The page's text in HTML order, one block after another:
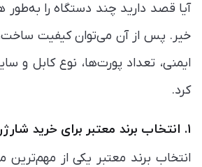
آیا قصد دارید چند دستگاه را به‌طور
خیر. پس از آن می‌توان کیفیت ساخت،
ایمنی، تعداد پورت‌ها، نوع کابل و
کرد.
۱. انتخاب برند معتبر برای خرید شارژر تایپ سی
انتخاب برند معتبر یکی از مهم‌ترین